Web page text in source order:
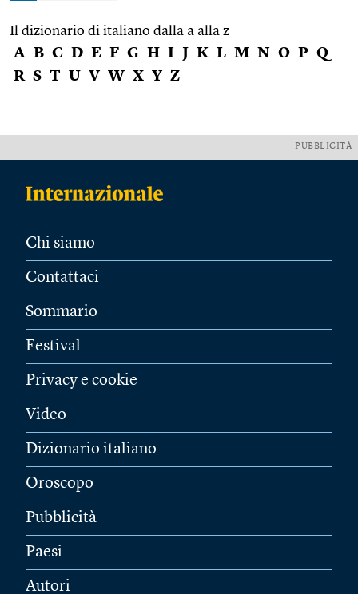
Il dizionario di italiano dalla a alla z
A B C D E F G H I J K L M N O P Q
R S T U V W X Y Z
PUBBLICITÀ
Chi siamo
Contattaci
Sommario
Festival
Privacy e cookie
Video
Dizionario italiano
Oroscopo
Pubblicità
Paesi
Autori